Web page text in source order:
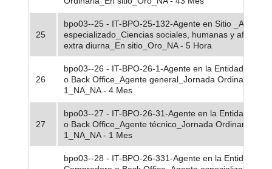
25
bpo03--25 - IT-BPO-25-132-Agente en Sitio _Agente
especializado_Ciencias sociales, humanas y
extra diurna_En sitio_Oro_NA - 5 Hora
26
bpo03--26 - IT-BPO-26-1-Agente en la Entidad
o Back Office_Agente general_Jornada
1_NA_NA - 4 Mes
27
bpo03--27 - IT-BPO-26-31-Agente en la Entidad
o Back Office_Agente técnico_Jornada
1_NA_NA - 1 Mes
bpo03--28 - IT-BPO-26-331-Agente en la Entidad